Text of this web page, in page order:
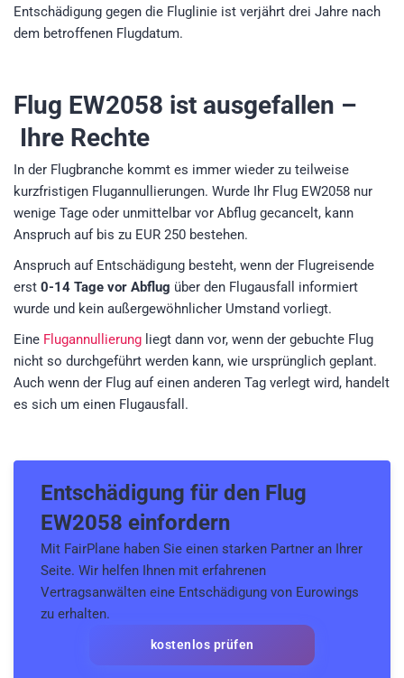
Entschädigung gegen die Fluglinie ist verjährt drei Jahre nach
dem betroffenen Flugdatum.
Flug EW2058 ist ausgefallen –
Ihre Rechte
In der Flugbranche kommt es immer wieder zu teilweise
kurzfristigen Flugannullierungen. Wurde Ihr Flug EW2058 nur
wenige Tage oder unmittelbar vor Abflug gecancelt, kann
Anspruch auf bis zu EUR 250 bestehen.
Anspruch auf Entschädigung besteht, wenn der Flugreisende
erst 0-14 Tage vor Abflug über den Flugausfall informiert
wurde und kein außergewöhnlicher Umstand vorliegt.
Eine Flugannullierung liegt dann vor, wenn der gebuchte Flug
nicht so durchgeführt werden kann, wie ursprünglich geplant.
Auch wenn der Flug auf einen anderen Tag verlegt wird, handelt
es sich um einen Flugausfall.
Entschädigung für den Flug
EW2058 einfordern
Mit FairPlane haben Sie einen starken Partner an Ihrer
Seite. Wir helfen Ihnen mit erfahrenen
Vertragsanwälten eine Entschädigung von Eurowings
zu erhalten.
kostenlos prüfen